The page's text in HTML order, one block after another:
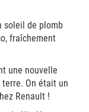
soleil de plomb
fraîchement
une nouvelle
terre. On était un
Renault !